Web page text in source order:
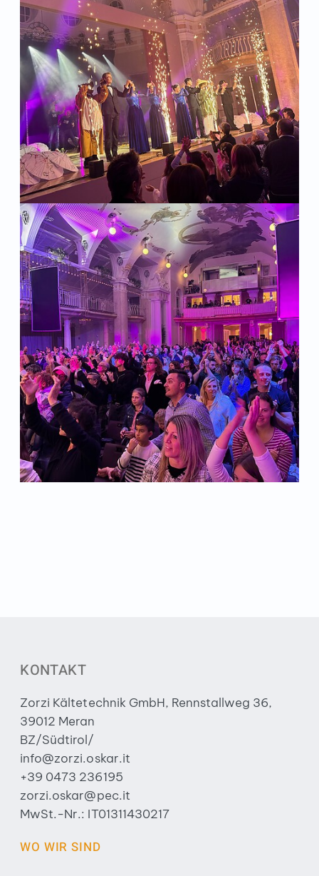
KONTAKT
Zorzi Kältetechnik GmbH, Rennstallweg 36,
39012 Meran
BZ/Südtirol/
info@zorzi.oskar.it
+39 0473 236195
zorzi.oskar@pec.it
MwSt.-Nr.: IT01311430217
WO WIR SIND